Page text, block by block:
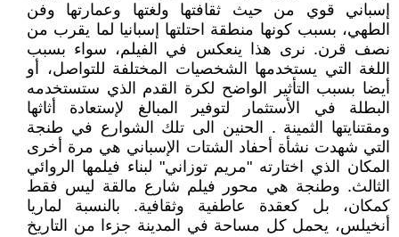
إسباني قوي من حيث ثقافتها ولغتها وعمارتها وفن
الطهي، بسبب كونها منطقة احتلتها إسبانيا لما يقرب من
نصف قرن. نرى هذا ينعكس في الفيلم، سواء بسبب
اللغة التي يستخدمها الشخصيات المختلفة للتواصل، أو
أيضا بسبب التأثير الواضح لكرة القدم الذي ستستخدمه
البطلة في الأستثمار لتوفير المبالغ لإستعادة أثاثها
ومقتنايتها الثمينة . الحنين الى تلك الشوارع في طنجة
التي شهدت نشأة أحفاد الشتات الإسباني هي مرة أخرى
المكان الذي اختارته ‏‏"مريم توزاني"‏‏ لبناء فيلمها الروائي
الثالث. وطنجة هي محور فيلم ‏‏شارع مالقة‏‏ ليس فقط
كمكان، بل كعقدة عاطفية وثقافية. بالنسبة لماريا
أنخيلس، يحمل كل مساحة في المدينة جزءا من التاريخ